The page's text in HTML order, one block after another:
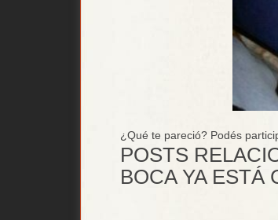
¿Qué te pareció? Podés
POSTS
BOCA YA ESTÁ